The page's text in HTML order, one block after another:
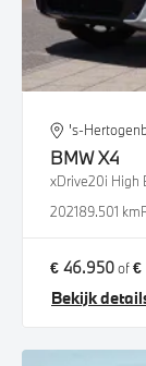
's-
BMWX4
xDrive20i High
202189.501 km
€ 46.950of
Bekijk